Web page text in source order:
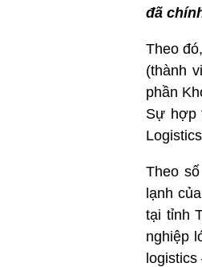
đã
Theo
(thành
phần
Sự hợp
Theo
lạnh
tại tỉnh
nghiệp